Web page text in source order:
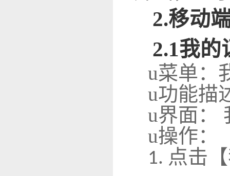
2.移动
2.1我的
u菜单：
u功能描
u界面：
u操作：
1. 点击